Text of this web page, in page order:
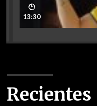
🕑
13:30
Recientes